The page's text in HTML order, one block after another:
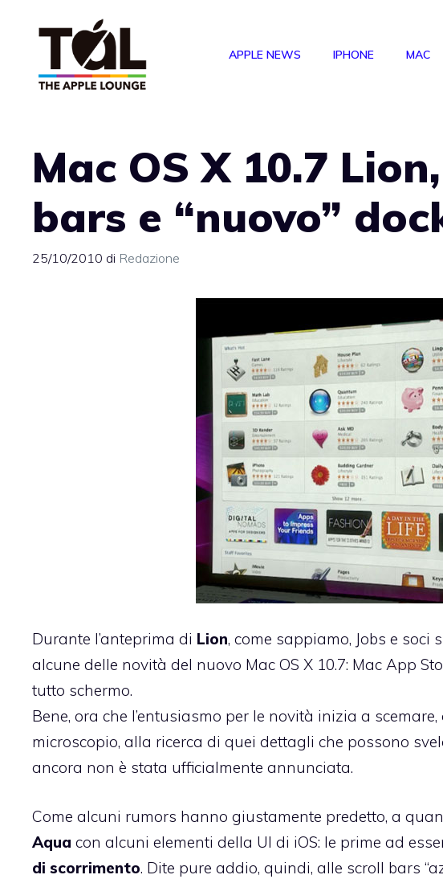
APPLE NEWS IPHONE MAC
Mac OS X 10.7
bars e “nuovo”
25/10/2010 di Redazione
Durante l’anteprima di Lion, come sappiamo, Jobs e
alcune delle novità del nuovo Mac OS X 10.7: Mac App
tutto schermo.
Bene, ora che l’entusiasmo per le novità inizia a
microscopio, alla ricerca di quei dettagli che possono
ancora non è stata ufficialmente annunciata.
Come alcuni rumors hanno giustamente predetto, a
Aqua con alcuni elementi della UI di iOS: le prime ad
di scorrimento. Dite pure addio, quindi, alle scroll bars